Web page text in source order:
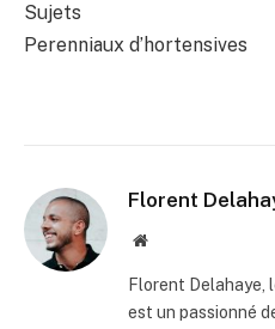
Sujets
Perenniaux d’hortensives
Florent
Site
Florent Delahaye,
est un passionné